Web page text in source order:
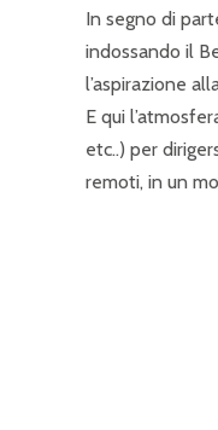
In segno di
indossando il
l’aspirazione
E qui
etc..) per
remoti, in un